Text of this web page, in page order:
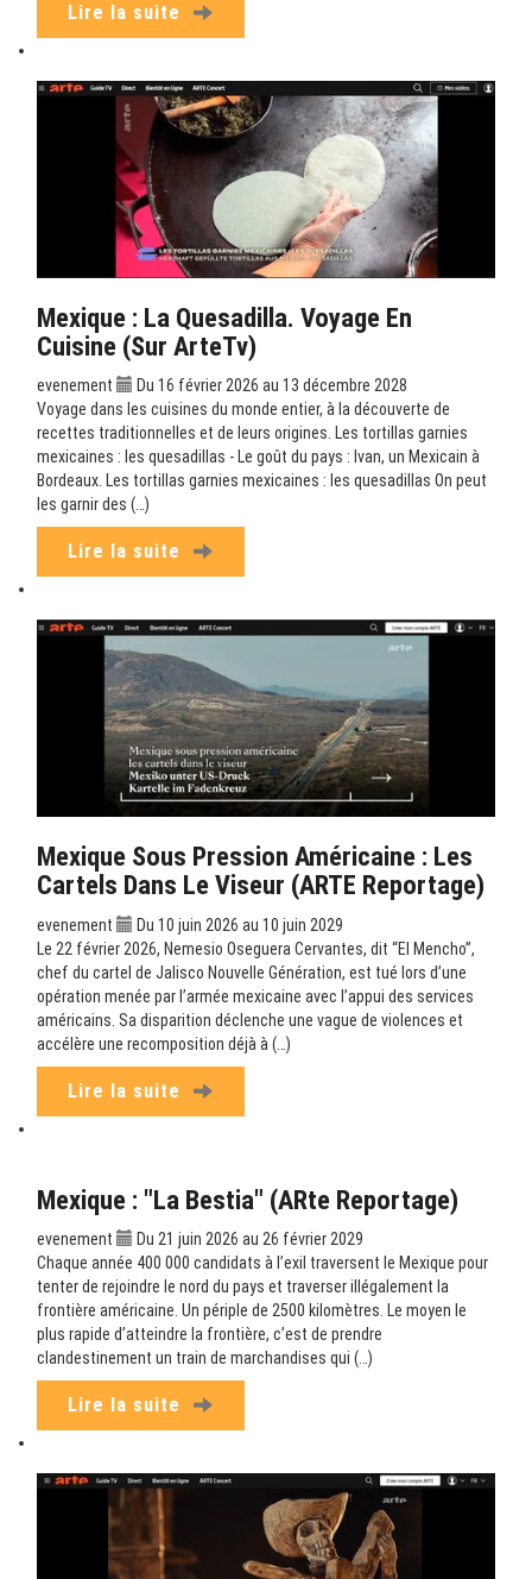
Lire la suite
Mexique : La Quesadilla. Voyage En
Cuisine (sur ArteTv)
evenement
Du 16 février 2026 au 13 décembre 2028
Voyage dans les cuisines du monde entier, à la découverte de
recettes traditionnelles et de leurs origines. Les tortillas garnies
mexicaines : les quesadillas - Le goût du pays : Ivan, un Mexicain à
Bordeaux. Les tortillas garnies mexicaines : les quesadillas On peut
les garnir des (…)
Lire la suite
Mexique Sous Pression Américaine : Les
Cartels Dans Le Viseur (ARTE Reportage)
evenement
Du 10 juin 2026 au 10 juin 2029
Le 22 février 2026, Nemesio Oseguera Cervantes, dit “El Mencho”,
chef du cartel de Jalisco Nouvelle Génération, est tué lors d’une
opération menée par l’armée mexicaine avec l’appui des services
américains. Sa disparition déclenche une vague de violences et
accélère une recomposition déjà à (…)
Lire la suite
Mexique : "La Bestia" (ARte Reportage)
evenement
Du 21 juin 2026 au 26 février 2029
Chaque année 400 000 candidats à l’exil traversent le Mexique pour
tenter de rejoindre le nord du pays et traverser illégalement la
frontière américaine. Un périple de 2500 kilomètres. Le moyen le
plus rapide d’atteindre la frontière, c’est de prendre
clandestinement un train de marchandises qui (…)
Lire la suite